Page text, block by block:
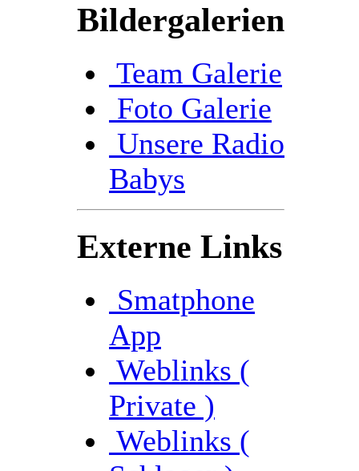
Bildergalerien
Team Galerie
Foto Galerie
Unsere Radio
Babys
Externe Links
Smatphone
App
Weblinks (
Private )
Weblinks (